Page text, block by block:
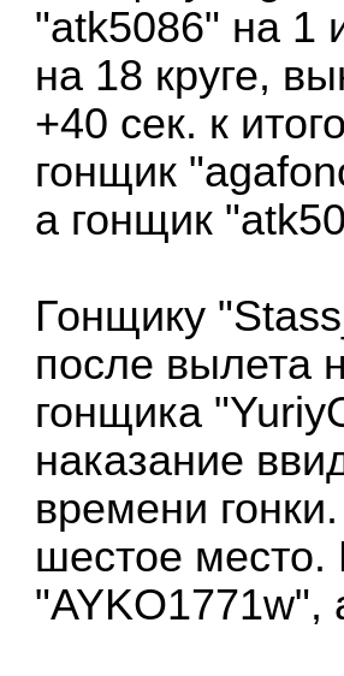
"atk5086" на 1
на 18 круге,
+40 сек. к
гонщик
а гонщик
Гонщику
после вылета
гонщика
наказание
времени
шестое
"AYKO1771w",